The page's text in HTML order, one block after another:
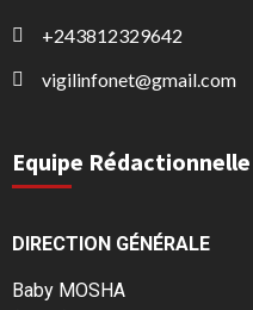
+243812329642
vigilinfonet@gmail.com
Equipe Rédactionnelle
DIRECTION GÉNÉRALE
Baby MOSHA